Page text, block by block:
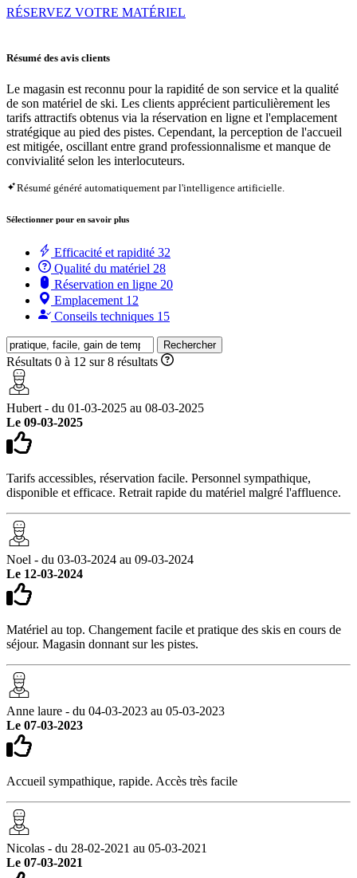
RÉSERVEZ VOTRE MATÉRIEL
Résumé des avis clients
Le magasin est reconnu pour la rapidité de son service et la qualité
de son matériel de ski. Les clients apprécient particulièrement les
tarifs attractifs obtenus via la réservation en ligne et l'emplacement
stratégique au pied des pistes. Cependant, la perception de l'accueil
est mitigée, oscillant entre grand professionnalisme et manque de
convivialité selon les interlocuteurs.
Résumé généré automatiquement par l'intelligence artificielle.
Sélectionner pour en savoir plus
Efficacité et rapidité 32
Qualité du matériel 28
Réservation en ligne 20
Emplacement 12
Conseils techniques 15
Rechercher
Résultats 0 à 12 sur 8 résultats
Hubert - du 01-03-2025 au 08-03-2025
Le 09-03-2025
Tarifs accessibles, réservation facile. Personnel sympathique,
disponible et efficace. Retrait rapide du matériel malgré l'affluence.
Noel - du 03-03-2024 au 09-03-2024
Le 12-03-2024
Matériel au top. Changement facile et pratique des skis en cours de
séjour. Magasin donnant sur les pistes.
Anne laure - du 04-03-2023 au 05-03-2023
Le 07-03-2023
Accueil sympathique, rapide. Accès très facile
Nicolas - du 28-02-2021 au 05-03-2021
Le 07-03-2021